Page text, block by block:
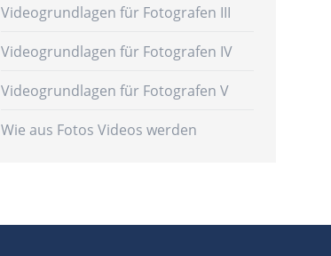
Videogrundlagen für Fotografen III
Videogrundlagen für Fotografen IV
Videogrundlagen für Fotografen V
Wie aus Fotos Videos werden